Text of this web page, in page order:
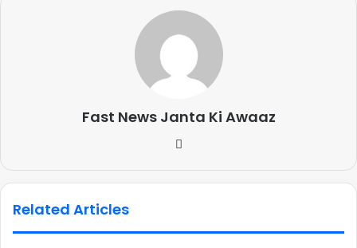
Fast News Janta Ki Awaaz
Related Articles